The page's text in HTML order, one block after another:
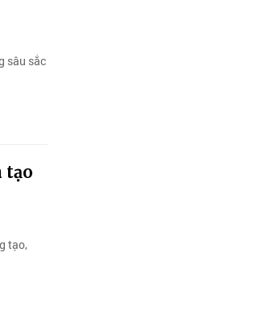
sâu sắc
tạo
tạo,